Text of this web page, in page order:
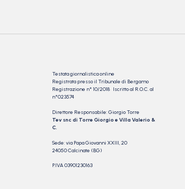
Testata giornalistica online
Registrata presso il Tribunale di Bergamo
Registrazione n° 10/2018 Iscritto al R.O.C. al
n°023574
Direttore Responsabile: Giorgio Torre
Tev snc di Torre Giorgio e Villa Valerio &
C.
Sede: via Papa Giovanni XXIII, 20
24050 Calcinate (BG)
P.IVA 03901230163